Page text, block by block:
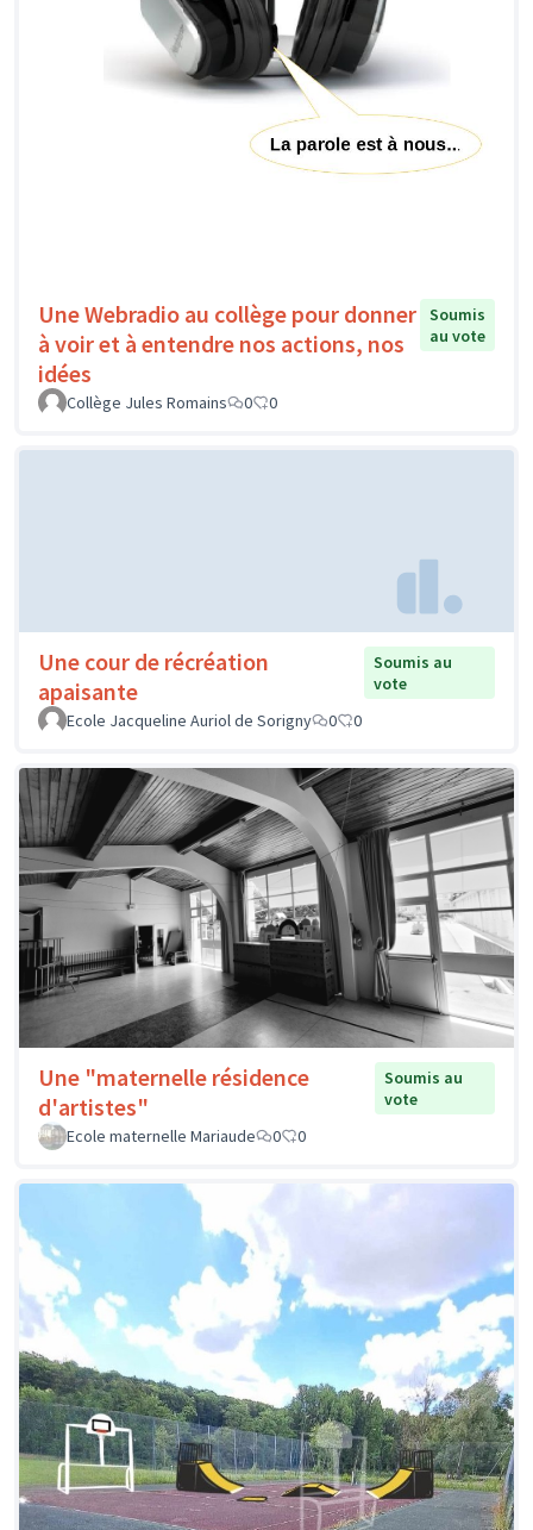
Une Webradio au collège pour donner
à voir et à entendre nos actions, nos
idées
Soumis
au vote
Collège Jules Romains 0 0
Une cour de récréation
apaisante
Soumis au
vote
Ecole Jacqueline Auriol de Sorigny
0 0
Une "maternelle résidence
d'artistes"
Soumis au
vote
Ecole maternelle Mariaude
0 0